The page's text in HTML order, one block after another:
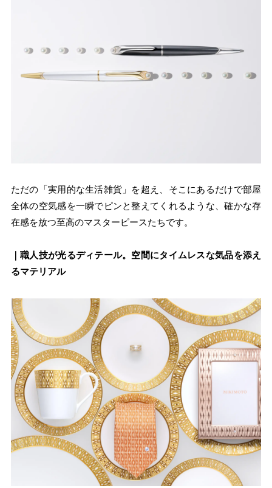
ただの「実用的な生活雑貨」を超え、そこにあるだけで部屋
全体の空気感を一瞬でピンと整えてくれるような、確かな存
在感を放つ至高のマスターピースたちです。
｜職人技が光るディテール。空間にタイムレスな気品を添え
るマテリアル